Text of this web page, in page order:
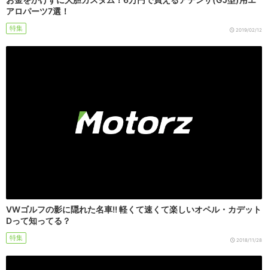
アロパーツ7選！
特集 2019/02/12
VWゴルフの影に隠れた名車!! 軽くて速くて楽しいオペル・カデット
Dって知ってる？
特集 2018/11/28